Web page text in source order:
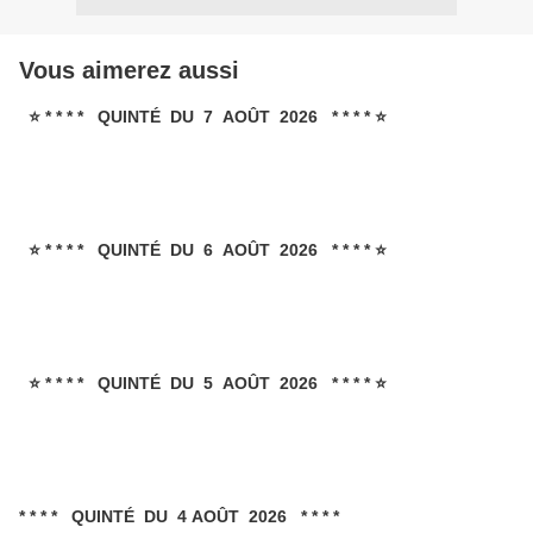
Vous aimerez aussi
⭐ * * * * QUINTÉ DU 7 AOÛT 2026 * * * * ⭐
⭐ * * * * QUINTÉ DU 6 AOÛT 2026 * * * * ⭐
⭐ * * * * QUINTÉ DU 5 AOÛT 2026 * * * * ⭐
* * * * QUINTÉ DU 4 AOÛT 2026 * * * *